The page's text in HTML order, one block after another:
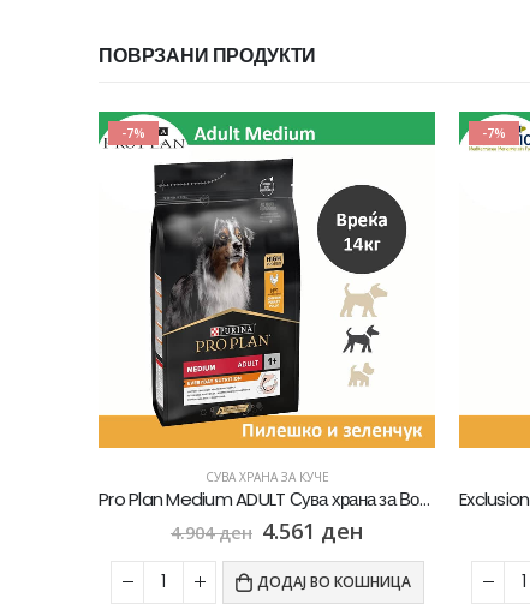
ПОВРЗАНИ ПРОДУКТИ
-7%
СУВА ХРАНА ЗА КУЧЕ
Exclusion Adult Mini Сува храна за Возрасни кучиња од мал раст со Пилешко и зеленчук [Вреќа 7кг]
2.722ден 2.531 ден
ДОДАЈ ВО КОШНИЦА
-7%